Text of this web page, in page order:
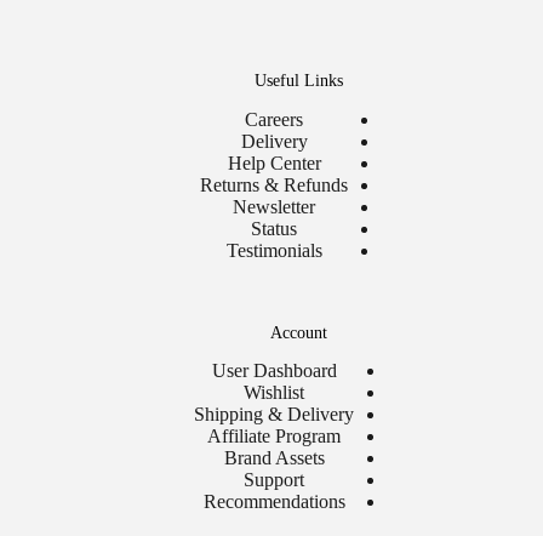
Useful Links
Careers
Delivery
Help Center
Returns & Refunds
Newsletter
Status
Testimonials
Account
User Dashboard
Wishlist
Shipping & Delivery
Affiliate Program
Brand Assets
Support
Recommendations